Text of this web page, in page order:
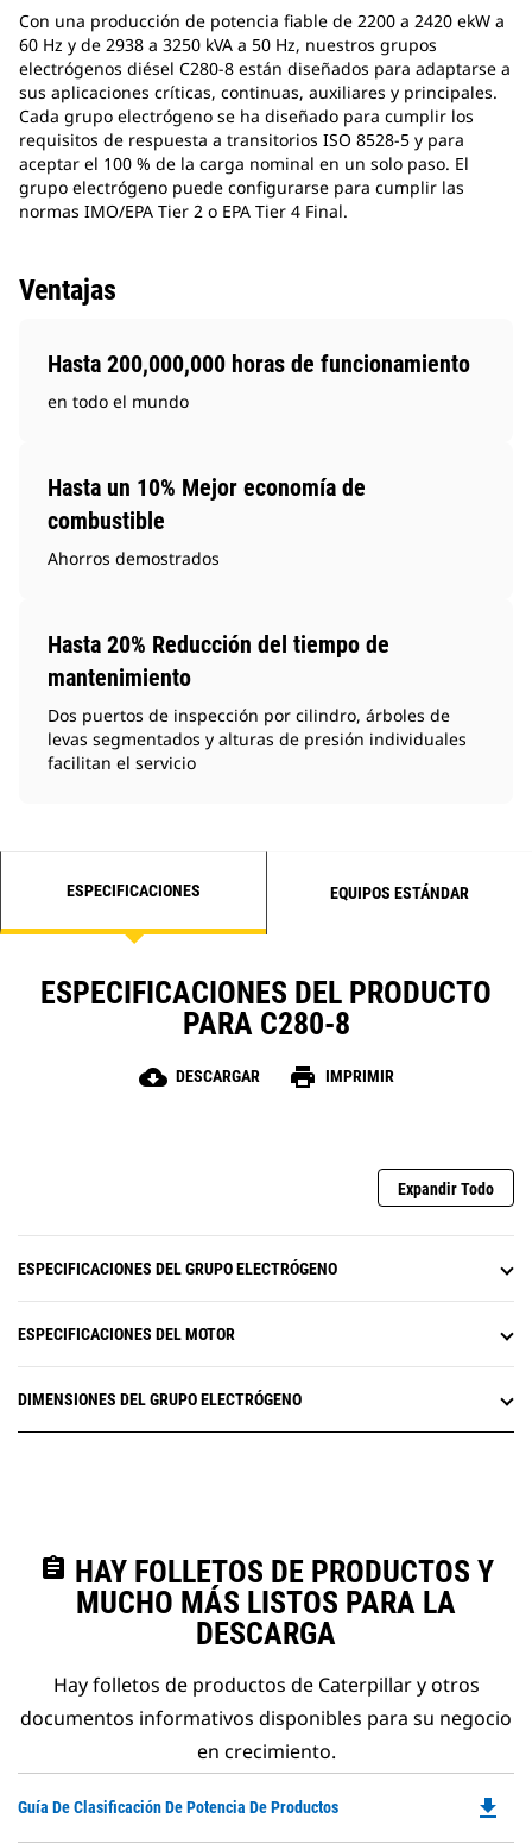
Con una producción de potencia fiable de 2200 a 2420 ekW a
60 Hz y de 2938 a 3250 kVA a 50 Hz, nuestros grupos
electrógenos diésel C280-8 están diseñados para adaptarse a
sus aplicaciones críticas, continuas, auxiliares y principales.
Cada grupo electrógeno se ha diseñado para cumplir los
requisitos de respuesta a transitorios ISO 8528-5 y para
aceptar el 100 % de la carga nominal en un solo paso. El
grupo electrógeno puede configurarse para cumplir las
normas IMO/EPA Tier 2 o EPA Tier 4 Final.
Ventajas
Hasta 200,000,000 horas de funcionamiento
en todo el mundo
Hasta un 10% Mejor economía de
combustible
Ahorros demostrados
Hasta 20% Reducción del tiempo de
mantenimiento
Dos puertos de inspección por cilindro, árboles de
levas segmentados y alturas de presión individuales
facilitan el servicio
ESPECIFICACIONES EQUIPOS ESTÁNDAR
ESPECIFICACIONES DEL PRODUCTO
PARA C280-8
cloud_download DESCARGAR print IMPRIMIR
Expandir Todo
ESPECIFICACIONES DEL GRUPO ELECTRÓGENO
ESPECIFICACIONES DEL MOTOR
DIMENSIONES DEL GRUPO ELECTRÓGENO
assignment HAY FOLLETOS DE PRODUCTOS Y
MUCHO MÁS LISTOS PARA LA
DESCARGA
Hay folletos de productos de Caterpillar y otros
documentos informativos disponibles para su negocio
en crecimiento.
Guía De Clasificación De Potencia De Productos file_download